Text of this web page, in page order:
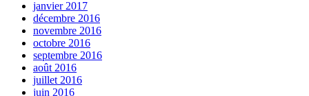
janvier 2017
décembre 2016
novembre 2016
octobre 2016
septembre 2016
août 2016
juillet 2016
juin 2016